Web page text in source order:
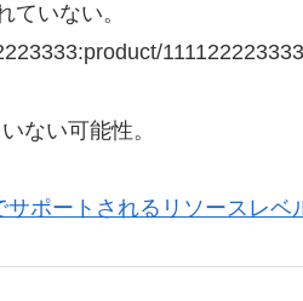
ていない。
ない可能性。
ポートされるリソースレベ